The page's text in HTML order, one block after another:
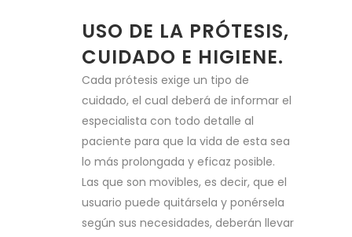
USO DE LA PRÓTESIS,
CUIDADO E HIGIENE.
Cada prótesis exige un tipo de
cuidado, el cual deberá de informar el
especialista con todo detalle al
paciente para que la vida de esta sea
lo más prolongada y eficaz posible.
Las que son movibles, es decir, que el
usuario puede quitársela y ponérsela
según sus necesidades, deberán llevar